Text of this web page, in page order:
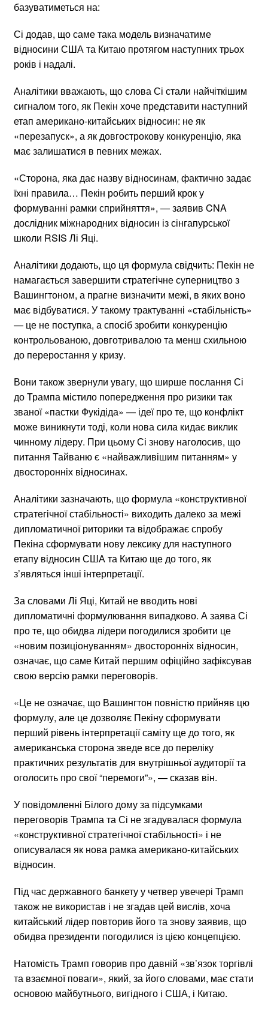
базуватиметься на:
Сі додав, що саме така модель визначатиме
відносини США та Китаю протягом наступних трьох
років і надалі.
Аналітики вважають, що слова Сі стали найчіткішим
сигналом того, як Пекін хоче представити наступний
етап американо-китайських відносин: не як
«перезапуск», а як довгострокову конкуренцію, яка
має залишатися в певних межах.
«Сторона, яка дає назву відносинам, фактично задає
їхні правила… Пекін робить перший крок у
формуванні рамки сприйняття», — заявив CNA
дослідник міжнародних відносин із сінгапурської
школи RSIS Лі Яці.
Аналітики додають, що ця формула свідчить: Пекін не
намагається завершити стратегічне суперництво з
Вашингтоном, а прагне визначити межі, в яких воно
має відбуватися. У такому трактуванні «стабільність»
— це не поступка, а спосіб зробити конкуренцію
контрольованою, довготривалою та менш схильною
до переростання у кризу.
Вони також звернули увагу, що ширше послання Сі
до Трампа містило попередження про ризики так
званої «пастки Фукідіда» — ідеї про те, що конфлікт
може виникнути тоді, коли нова сила кидає виклик
чинному лідеру. При цьому Сі знову наголосив, що
питання Тайваню є «найважливішим питанням» у
двосторонніх відносинах.
Аналітики зазначають, що формула «конструктивної
стратегічної стабільності» виходить далеко за межі
дипломатичної риторики та відображає спробу
Пекіна сформувати нову лексику для наступного
етапу відносин США та Китаю ще до того, як
з’являться інші інтерпретації.
За словами Лі Яці, Китай не вводить нові
дипломатичні формулювання випадково. А заява Сі
про те, що обидва лідери погодилися зробити це
«новим позиціонуванням» двосторонніх відносин,
означає, що саме Китай першим офіційно зафіксував
свою версію рамки переговорів.
«Це не означає, що Вашингтон повністю прийняв цю
формулу, але це дозволяє Пекіну сформувати
перший рівень інтерпретації саміту ще до того, як
американська сторона зведе все до переліку
практичних результатів для внутрішньої аудиторії та
оголосить про свої “перемоги”», — сказав він.
У повідомленні Білого дому за підсумками
переговорів Трампа та Сі не згадувалася формула
«конструктивної стратегічної стабільності» і не
описувалася як нова рамка американо-китайських
відносин.
Під час державного банкету у четвер увечері Трамп
також не використав і не згадав цей вислів, хоча
китайський лідер повторив його та знову заявив, що
обидва президенти погодилися із цією концепцією.
Натомість Трамп говорив про давній «зв’язок торгівлі
та взаємної поваги», який, за його словами, має стати
основою майбутнього, вигідного і США, і Китаю.